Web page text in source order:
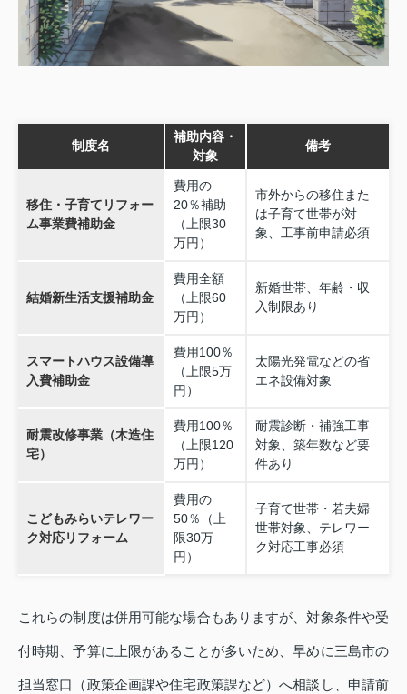
制度名
補助内容・
対象
備考
移住・子育てリフォー
ム事業費補助金
費用の
20％補助
（上限30
万円）
市外からの移住また
は子育て世帯が対
象、工事前申請必須
結婚新生活支援補助金
費用全額
（上限60
万円）
新婚世帯、年齢・収
入制限あり
スマートハウス設備導
入費補助金
費用100％
（上限5万
円）
太陽光発電などの省
エネ設備対象
耐震改修事業（木造住
宅）
費用100％
（上限120
万円）
耐震診断・補強工事
対象、築年数など要
件あり
こどもみらいテレワー
ク対応リフォーム
費用の
50％（上
限30万
円）
子育て世帯・若夫婦
世帯対象、テレワー
ク対応工事必須
これらの制度は併用可能な場合もありますが、対象条件や受
付時期、予算に上限があることが多いため、早めに三島市の
担当窓口（政策企画課や住宅政策課など）へ相談し、申請前